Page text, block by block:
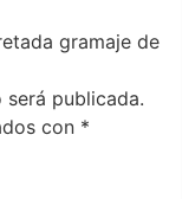
gramaje de
publicada.
con *